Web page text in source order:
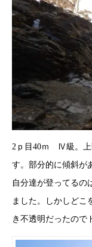
2ｐ目40ｍ Ⅳ級。上
す。部分的に傾斜が
自分達が登ってるの
ました。しかしどこ
き不透明だったので